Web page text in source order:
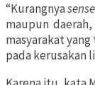
“Kurangnya
maupun
masyarakat
pada kerusakan